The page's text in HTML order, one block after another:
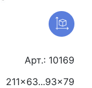
Арт.: 10169
211x63...93x79